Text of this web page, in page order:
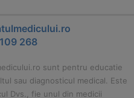
268
sunt pentru educatie
sau diagnosticul medical. Este
Dvs., fie unul din medicii